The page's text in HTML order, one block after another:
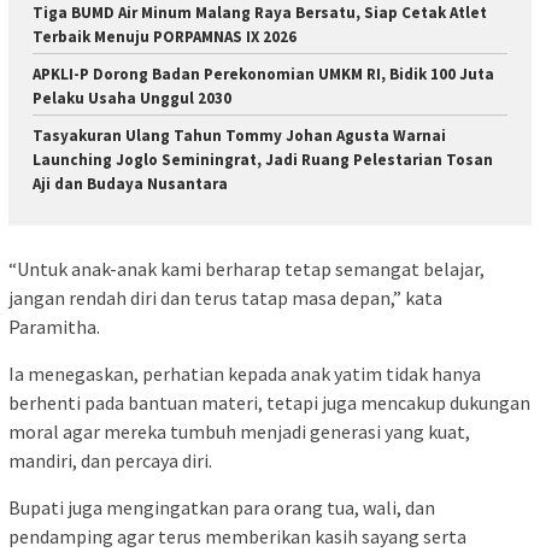
Tiga BUMD Air Minum Malang Raya Bersatu, Siap Cetak Atlet
Terbaik Menuju PORPAMNAS IX 2026
APKLI-P Dorong Badan Perekonomian UMKM RI, Bidik 100 Juta
Pelaku Usaha Unggul 2030
Tasyakuran Ulang Tahun Tommy Johan Agusta Warnai
Launching Joglo Seminingrat, Jadi Ruang Pelestarian Tosan
Aji dan Budaya Nusantara
“Untuk anak-anak kami berharap tetap semangat belajar,
jangan rendah diri dan terus tatap masa depan,” kata
Paramitha.
Ia menegaskan, perhatian kepada anak yatim tidak hanya
berhenti pada bantuan materi, tetapi juga mencakup dukungan
moral agar mereka tumbuh menjadi generasi yang kuat,
mandiri, dan percaya diri.
Bupati juga mengingatkan para orang tua, wali, dan
pendamping agar terus memberikan kasih sayang serta